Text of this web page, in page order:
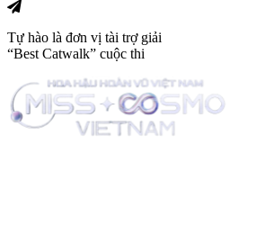
Tự hào là đơn vị tài trợ giải
“Best Catwalk” cuộc thi